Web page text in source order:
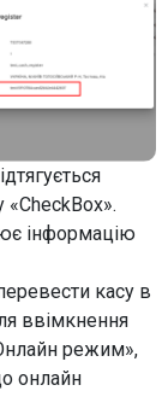
«CheckBox».
інформацію
касу в
ввімкнення
режим»,
онлайн